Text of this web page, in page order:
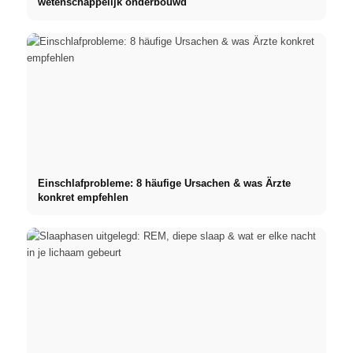
Einschlafprobleme: 8 häufige Ursachen & was Ärzte
konkret empfehlen